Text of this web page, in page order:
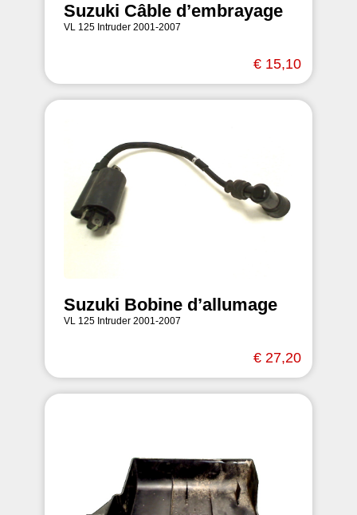
Suzuki Câble d’embrayage
VL 125 Intruder 2001-2007
€ 15,10
Suzuki Bobine d’allumage
VL 125 Intruder 2001-2007
€ 27,20